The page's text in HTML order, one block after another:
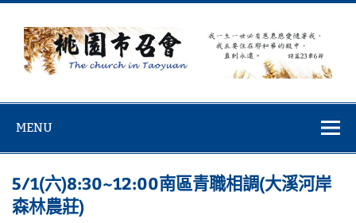
Skip
content
MENU
5/1(六)8:30~12:00南區青職相調(大溪河岸
森林農莊)